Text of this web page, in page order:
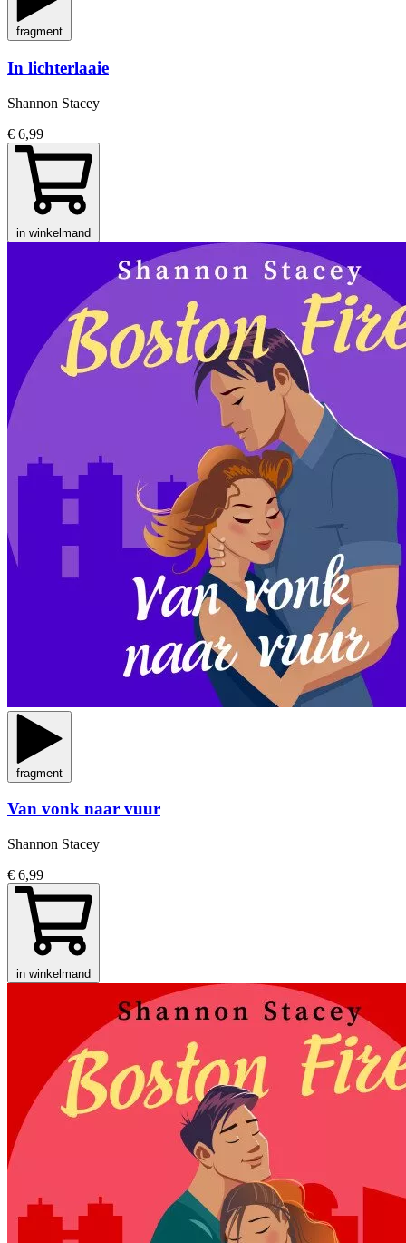
fragment
In lichterlaaie
Shannon Stacey
€ 6,99
in winkelmand
fragment
Van vonk naar vuur
Shannon Stacey
€ 6,99
in winkelmand